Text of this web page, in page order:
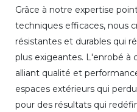
Grâce à notre expertise
techniques efficaces, nous
résistantes et durables qui
plus exigeantes. L'enrobé à
alliant qualité et
espaces extérieurs qui
pour des résultats qui